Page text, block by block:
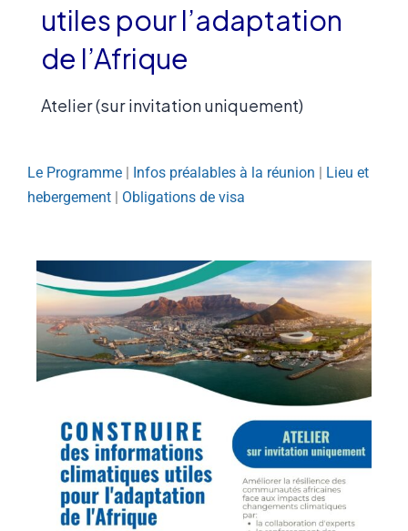
utiles pour l’adaptation
de l’Afrique
Atelier (sur invitation uniquement)
Le Programme | Infos préalables à la réunion | Lieu et
hebergement | Obligations de visa